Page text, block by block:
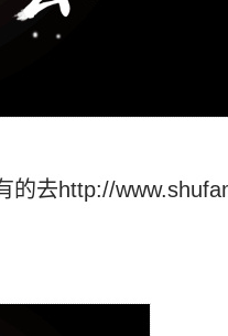
的去http://